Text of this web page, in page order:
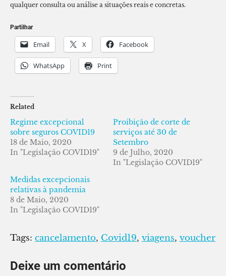
qualquer consulta ou análise a situações reais e concretas.
Partilhar
Email X Facebook
WhatsApp Print
Related
Regime excepcional
sobre seguros COVID19
18 de Maio, 2020
In "Legislação COVID19"
Proibição de corte de
serviços até 30 de
Setembro
9 de Julho, 2020
In "Legislação COVID19"
Medidas excepcionais
relativas à pandemia
8 de Maio, 2020
In "Legislação COVID19"
Tags: cancelamento, Covid19, viagens, voucher
Deixe um comentário